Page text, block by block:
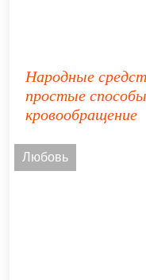
Народные
простые
кровообращение
Любовь